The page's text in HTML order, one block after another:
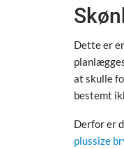
Dette er
at skulle
bestemt
Derfor er
plussize